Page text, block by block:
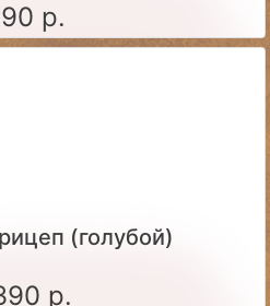
р.
(голубой)
р.